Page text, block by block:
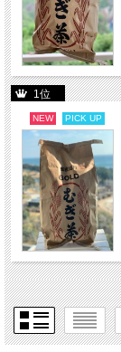
1位
NEW PICK UP